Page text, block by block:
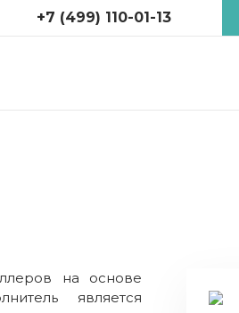
+7 (499) 110-01-13
на основе
является